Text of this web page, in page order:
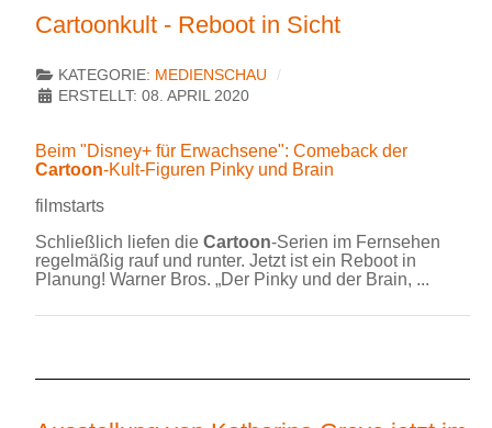
Cartoonkult - Reboot in Sicht
KATEGORIE: MEDIENSCHAU
ERSTELLT: 08. APRIL 2020
Beim "Disney+ für Erwachsene": Comeback der
Cartoon-Kult-Figuren Pinky und Brain
filmstarts
Schließlich liefen die Cartoon-Serien im Fernsehen
regelmäßig rauf und runter. Jetzt ist ein Reboot in
Planung! Warner Bros. „Der Pinky und der Brain, ...